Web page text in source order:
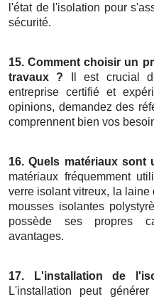
l'état de l'isolation pour
sécurité.
15. Comment choisir un
travaux ? Il est crucial
entreprise certifié et
opinions, demandez des
comprennent bien vos
16. Quels matériaux
matériaux fréquemment
verre isolant vitreux, la
mousses isolantes
possède ses propres
avantages.
17. L'installation de
L'installation peut